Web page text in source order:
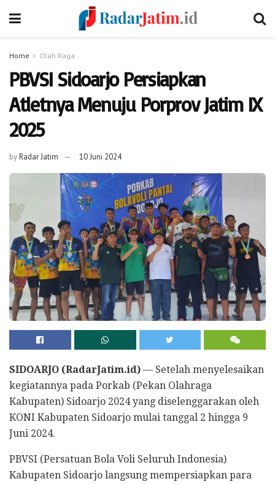
Home Olah Raga
PBVSI Sidoarjo Persiapkan
Atletnya Menuju Porprov Jatim IX
2025
byRadar Jatim 10 Juni 2024
SIDOARJO (RadarJatim.id) — Setelah menyelesaikan
kegiatannya pada Porkab (Pekan Olahraga
Kabupaten) Sidoarjo 2024 yang diselenggarakan oleh
KONI Kabupaten Sidoarjo mulai tanggal 2 hingga 9
Juni 2024.
PBVSI (Persatuan Bola Voli Seluruh Indonesia)
Kabupaten Sidoarjo langsung mempersiapkan para